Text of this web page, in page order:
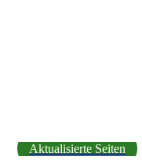
Aktualisierte Seiten